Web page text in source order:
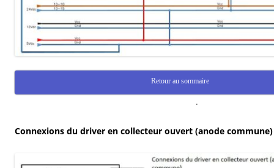
Retour au sommaire
.
Connexions du driver en collecteur ouvert (anode commune)